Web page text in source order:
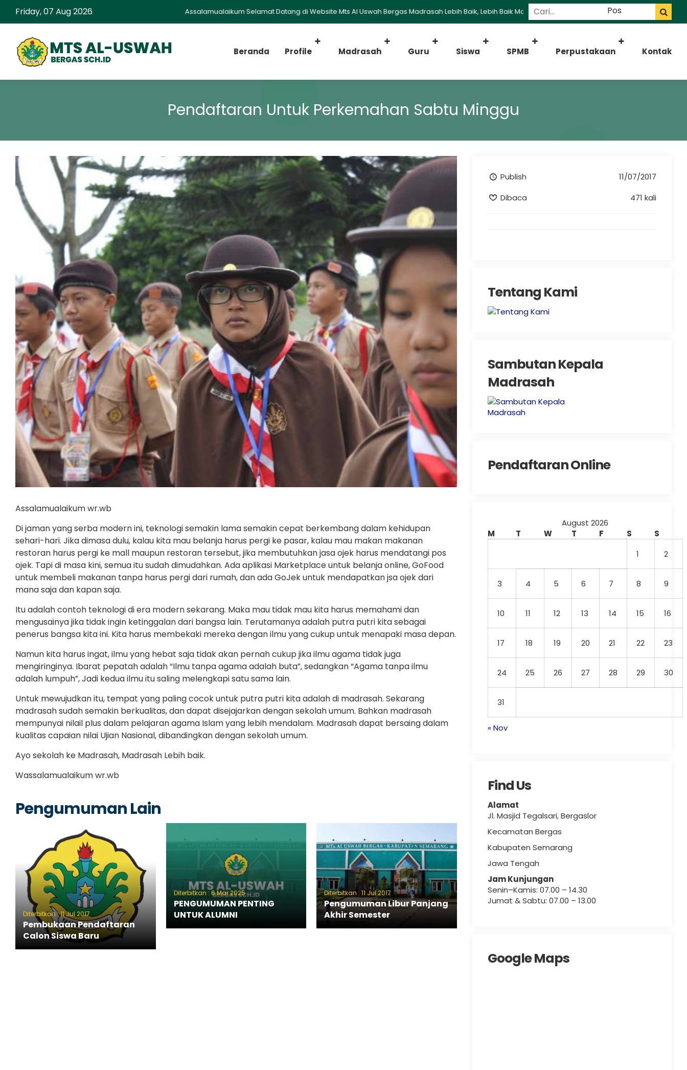
Friday, 07 Aug 2026 Assalamualaikum Selamat Datang di Website Mts Al Uswah Bergas Madrasah Lebih Baik, Lebih Baik Madrasah
Beranda Profile Madrasah Guru Siswa SPMB Perpustakaan Kontak
Pendaftaran Untuk Perkemahan Sabtu Minggu
Assalamualaikum wr.wb
Di jaman yang serba modern ini, teknologi semakin lama semakin cepat berkembang dalam kehidupan
sehari-hari. Jika dimasa dulu, kalau kita mau belanja harus pergi ke pasar, kalau mau makan makanan
restoran harus pergi ke mall maupun restoran tersebut, jika membutuhkan jasa ojek harus mendatangi pos
ojek. Tapi di masa kini, semua itu sudah dimudahkan. Ada aplikasi Marketplace untuk belanja online, GoFood
untuk membeli makanan tanpa harus pergi dari rumah, dan ada GoJek untuk mendapatkan jsa ojek dari
mana saja dan kapan saja.
Itu adalah contoh teknologi di era modern sekarang. Maka mau tidak mau kita harus memahami dan
mengusainya jika tidak ingin ketinggalan dari bangsa lain. Terutamanya adalah putra putri kita sebagai
penerus bangsa kita ini. Kita harus membekaki mereka dengan ilmu yang cukup untuk menapaki masa depan.
Namun kita harus ingat, ilmu yang hebat saja tidak akan pernah cukup jika ilmu agama tidak juga
mengiringinya. Ibarat pepatah adalah “Ilmu tanpa agama adalah buta”, sedangkan “Agama tanpa ilmu
adalah lumpuh”, Jadi kedua ilmu itu saling melengkapi satu sama lain.
Untuk mewujudkan itu, tempat yang paling cocok untuk putra putri kita adalah di madrasah. Sekarang
madrasah sudah semakin berkualitas, dan dapat disejajarkan dengan sekolah umum. Bahkan madrasah
mempunyai nilail plus dalam pelajaran agama Islam yang lebih mendalam. Madrasah dapat bersaing dalam
kualitas capaian nilai Ujian Nasional, dibandingkan dengan sekolah umum.
Ayo sekolah ke Madrasah, Madrasah Lebih baik.
Wassalamualaikum wr.wb
Pengumuman Lain
Diterbitkan : 11 Jul 2017
Pembukaan Pendaftaran
Calon Siswa Baru
Diterbitkan : 6 Mar 2025
PENGUMUMAN PENTING
UNTUK ALUMNI
Diterbitkan : 11 Jul 2017
Pengumuman Libur Panjang
Akhir Semester
Publish
11/07/2017
Dibaca
471 kali
Tentang Kami
Sambutan Kepala
Madrasah
Pendaftaran Online
August 2026
M
T W T F S
S
1
2
3 4 5 6 7 8 9
10 11 12 13 14 15 16
17 18 19 20 21 22 23
24 25 26 27 28 29 30
31
« Nov
Find Us
Alamat
Jl. Masjid Tegalsari, Bergaslor
Kecamatan Bergas
Kabupaten Semarang
Jawa Tengah
Jam Kunjungan
Senin–Kamis: 07.00 – 14.30
Jumat & Sabtu: 07.00 – 13.00
Google Maps